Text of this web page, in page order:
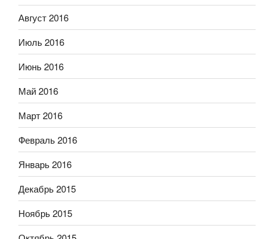
Август 2016
Июль 2016
Июнь 2016
Май 2016
Март 2016
Февраль 2016
Январь 2016
Декабрь 2015
Ноябрь 2015